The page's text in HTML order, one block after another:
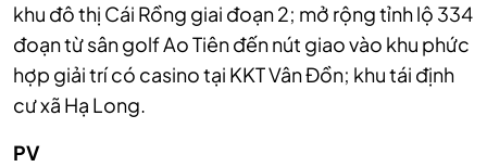
khu đô thị Cái Rồng giai đoạn 2; mở rộng tỉnh lộ 334
đoạn từ sân golf Ao Tiên đến nút giao vào khu phức
hợp giải trí có casino tại KKT Vân Đồn; khu tái định
cư xã Hạ Long.
PV